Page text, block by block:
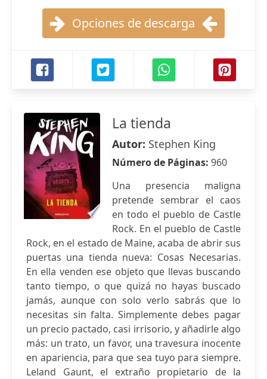
Opciones de descarga
La tienda
Autor: Stephen King
Número de Páginas: 960
Una presencia maligna
pretende sembrar el caos
en todo el pueblo de Castle
Rock. En el pueblo de Castle
Rock, en el estado de Maine, acaba de abrir sus
puertas una tienda nueva: Cosas Necesarias.
En ella venden ese objeto que llevas buscando
tanto tiempo, o que quizá no hayas buscado
jamás, aunque con solo verlo sabrás que lo
necesitas sin falta. Simplemente debes pagar
un precio pactado, casi irrisorio, y añadirle algo
más: un trato, un favor, una travesura inocente
en apariencia, para que sea tuyo para siempre.
Leland Gaunt, el extraño propietario de la